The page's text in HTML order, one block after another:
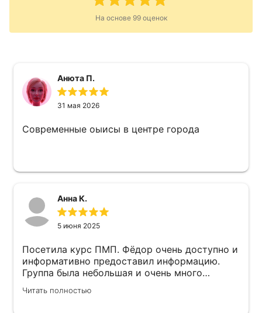
На основе 99оценок
Анюта П.
31 мая 2026
Современные оыисы в центре города
Анна К.
5 июня 2025
Посетила курс ПМП. Фёдор очень доступно и
информативно предоставил информацию.
Группа была небольшая и очень много
времени было уделено практики. Рекомендую
всем этот курс, так как эти навыки могут
Читать полностью